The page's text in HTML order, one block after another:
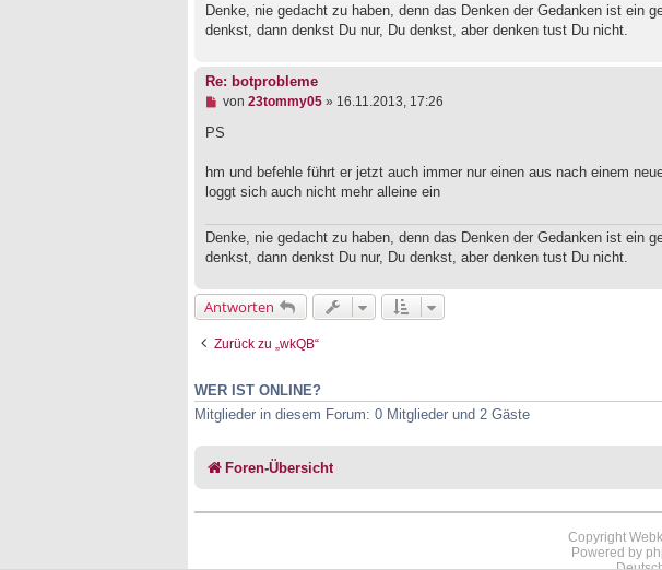
Denke, nie gedacht zu haben, denn das Denken der Gedanken ist ein
denkst, dann denkst Du nur, Du denkst, aber denken tust Du nicht.
Re: botprobleme
U
g
e
s
n
e
r
i
t
a
von 23tommy05» 16.11.2013, 17:26
PS
hm und befehle führt er jetzt auch immer nur einen aus nach einem
loggt sich auch nicht mehr alleine ein
Denke, nie gedacht zu haben, denn das Denken der Gedanken ist ein
denkst, dann denkst Du nur, Du denkst, aber denken tust Du nicht.
Antworten
Zurück zu „wkQB“
WER IST ONLINE?
Mitglieder in diesem Forum: 0 Mitglieder und 2 Gäste
Foren-Übersicht
Copyright
Powered by